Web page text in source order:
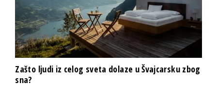
Zašto ljudi iz celog sveta dolaze u Švajcarsku zbog
sna?